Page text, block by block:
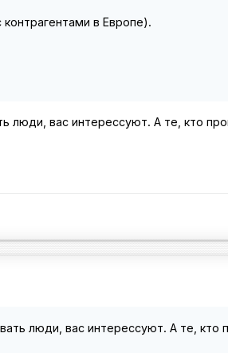
в Европе).
люди, вас интерессуют. А те, кто
люди, вас интерессуют. А те, кто